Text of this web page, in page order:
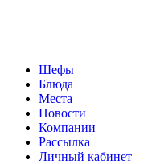
Шефы
Блюда
Места
Новости
Компании
Рассылка
Личный кабинет